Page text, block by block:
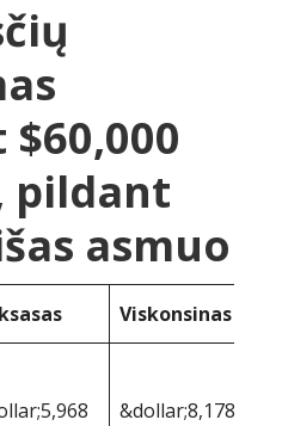
pildant
asmuo
Viskonsinas
&dollar;8,178